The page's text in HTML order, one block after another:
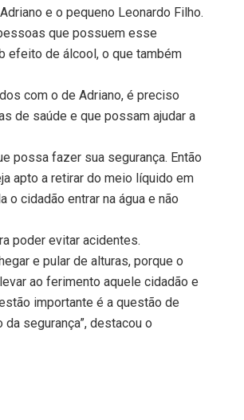
e o pequeno Leonardo Filho.
que possuem esse
efeito de álcool, o que também
com o de Adriano, é preciso
de saúde e que possam ajudar a
possa fazer sua segurança. Então
apto a retirar do meio líquido em
o cidadão entrar na água e não
poder evitar acidentes.
e pular de alturas, porque o
ao ferimento aquele cidadão e
importante é a questão de
segurança”, destacou o